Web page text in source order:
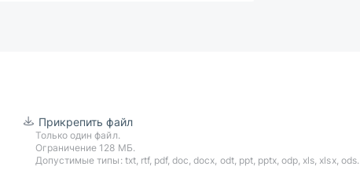
Прикрепить файл
Только один файл.
Ограничение 128 МБ.
Допустимые типы: txt, rtf, pdf, doc, docx, odt, ppt, pptx, odp, xls, xlsx, ods.